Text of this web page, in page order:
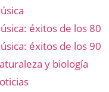
éxitos de los 80
éxitos de los 90
y biología